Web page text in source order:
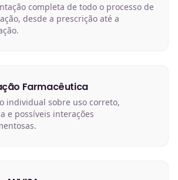
completa de todo o processo de
desde a prescrição até a
Farmacêutica
individual sobre uso correto,
e possíveis interações